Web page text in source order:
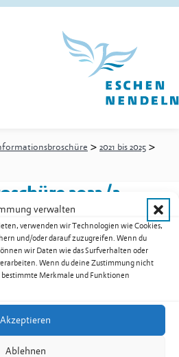
verwalten
verwenden wir Technologien wie Cookies,
und/oder darauf zuzugreifen. Wenn du
wir Daten wie das Surfverhalten oder
Wenn du deine Zustimmung nicht
Merkmale und Funktionen
Akzeptieren
Ablehnen
> 2021 bis 2025 >
2023/2
2 als PDF herunterladen